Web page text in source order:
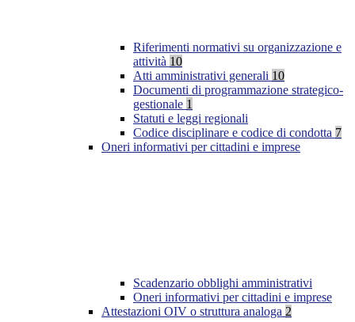
Riferimenti normativi su organizzazione e
attività 10
Atti amministrativi generali 10
Documenti di programmazione strategico-
gestionale 1
Statuti e leggi regionali
Codice disciplinare e codice di condotta 7
Oneri informativi per cittadini e imprese
Scadenzario obblighi amministrativi
Oneri informativi per cittadini e imprese
Attestazioni OIV o struttura analoga 2